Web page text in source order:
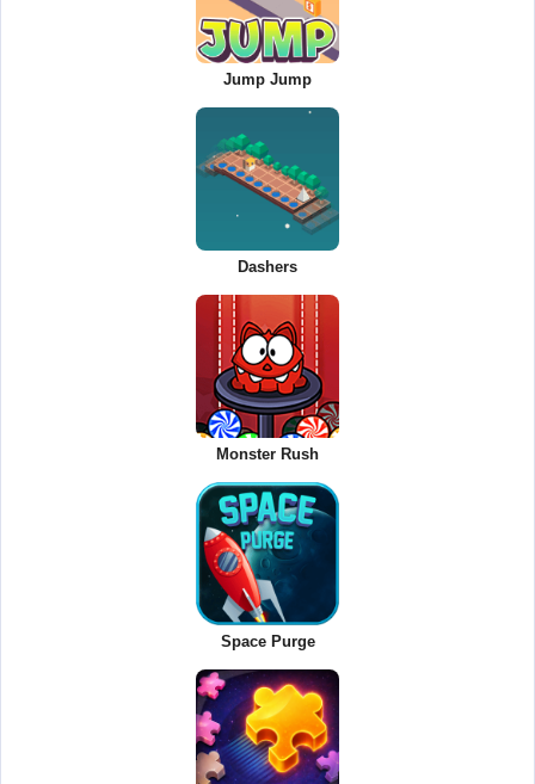
Jump Jump
Dashers
Monster Rush
Space Purge